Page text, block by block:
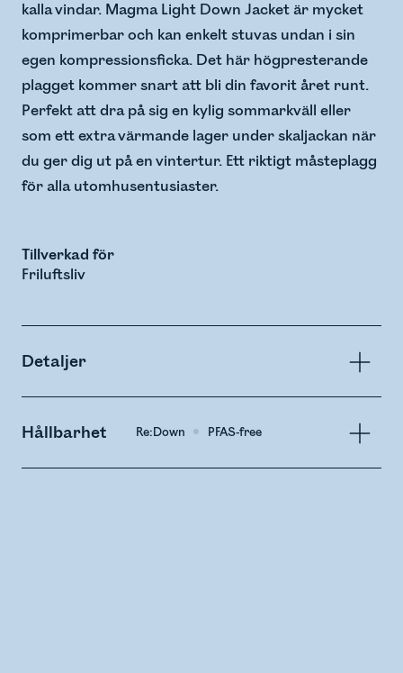
kalla vindar. Magma Light Down Jacket är mycket
komprimerbar och kan enkelt stuvas undan i sin
egen kompressionsficka. Det här högpresterande
plagget kommer snart att bli din favorit året runt.
Perfekt att dra på sig en kylig sommarkväll eller
som ett extra värmande lager under skaljackan när
du ger dig ut på en vintertur. Ett riktigt måsteplagg
för alla utomhusentusiaster.
Tillverkad för
Friluftsliv
Detaljer
Hållbarhet Re:Down PFAS-free